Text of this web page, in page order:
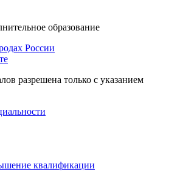
образование
России
разрешена только с указанием
квалификации